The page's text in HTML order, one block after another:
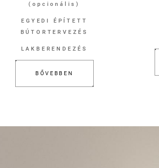
(opcionális)
EGYEDI ÉPÍTETT
BÚTORTERVEZÉS
LAKBERENDEZÉS
BŐVEBBEN